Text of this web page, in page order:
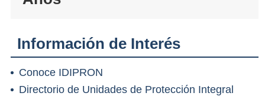
Información de Interés
Conoce IDIPRON
Directorio de Unidades de Protección Integral